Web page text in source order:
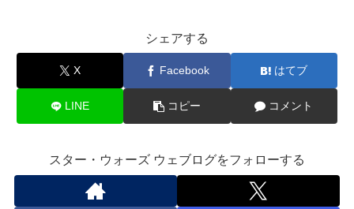
シェアする
X Facebook はてブ
LINE コピー コメント
スター・ウォーズ ウェブログをフォローする